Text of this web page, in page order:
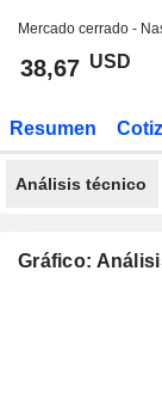
Mercado cerrado -
38,67 USD
Resumen
Análisis técnico
Gráfico: